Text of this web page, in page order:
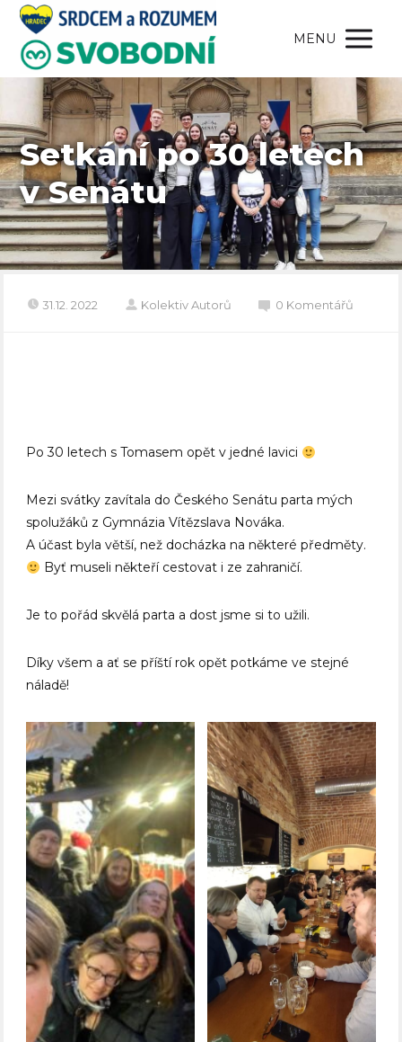
MENU
Setkání po 30 letech
v Senátu
31.12. 2022 Kolektiv Autorů 0 Komentářů
Po 30 letech s Tomasem opět v jedné lavici
Mezi svátky zavítala do Českého Senátu parta mých
spolužáků z Gymnázia Vítězslava Nováka.
A účast byla větší, než docházka na některé předměty.
Byť museli někteří cestovat i ze zahraničí.
Je to pořád skvělá parta a dost jsme si to užili.
Díky všem a ať se příští rok opět potkáme ve stejné
náladě!